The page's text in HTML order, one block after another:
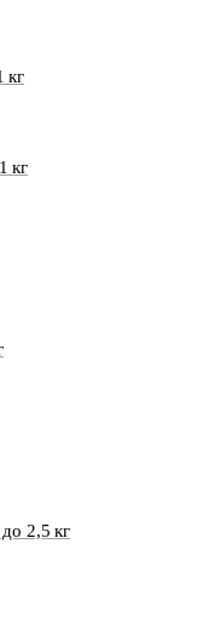
кг
кг
2,5 кг